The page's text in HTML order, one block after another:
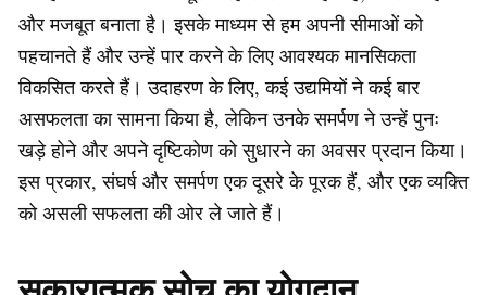
और मजबूत बनाता है। इसके माध्यम से हम अपनी सीमाओं को
पहचानते हैं और उन्हें पार करने के लिए आवश्यक मानसिकता
विकसित करते हैं। उदाहरण के लिए, कई उद्यमियों ने कई बार
असफलता का सामना किया है, लेकिन उनके समर्पण ने उन्हें पुनः
खड़े होने और अपने दृष्टिकोण को सुधारने का अवसर प्रदान किया।
इस प्रकार, संघर्ष और समर्पण एक दूसरे के पूरक हैं, और एक व्यक्ति
को असली सफलता की ओर ले जाते हैं।